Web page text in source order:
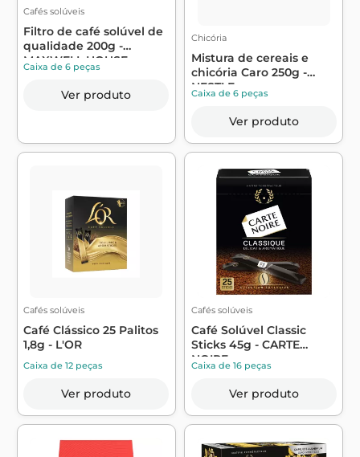
Cafés solúveis
Filtro de café solúvel de
qualidade 200g -
MAXWELL HOUSE
Caixa de 6 peças
Ver produto
Chicória
Mistura de cereais e
chicória Caro 250g -
NESTLE
Caixa de 6 peças
Ver produto
Cafés solúveis
Café Clássico 25 Palitos
1,8g - L'OR
Caixa de 12 peças
Ver produto
Cafés solúveis
Café Solúvel Classic
Sticks 45g - CARTE
NOIRE
Caixa de 16 peças
Ver produto